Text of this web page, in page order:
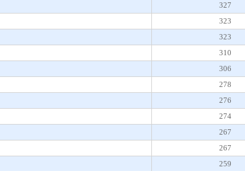
327
323
323
310
306
278
276
274
267
267
259